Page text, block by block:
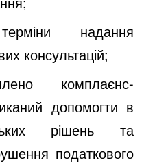
надання
консультацій;
комплаєнс-
допомогти в
рішень та
податкового